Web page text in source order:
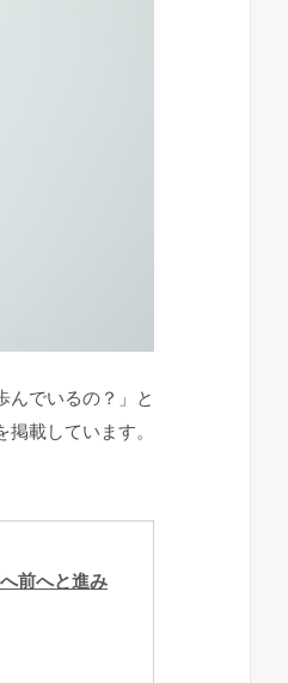
んでいるの？」と
載しています。
前へと進み